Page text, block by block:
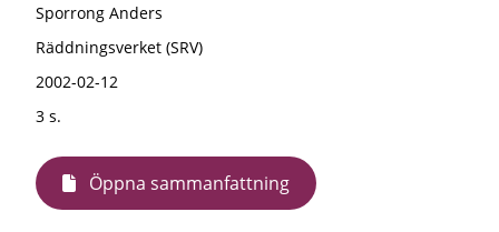
Sporrong Anders
Räddningsverket (SRV)
2002-02-12
3 s.
Öppna sammanfattning